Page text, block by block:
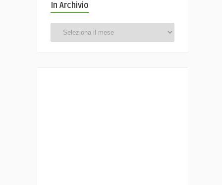
In Archivio